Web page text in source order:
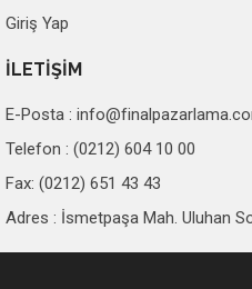
Giriş Yap
İLETİŞİM
E-Posta :
Telefon : (0212) 604 10 00
Fax: (0212) 651 43 43
Adres : İsmetpaşa Mah. Uluhan